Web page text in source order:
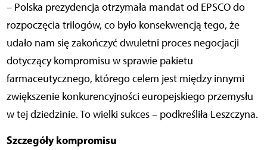
– Polska prezydencja otrzymała mandat od EPSCO do
rozpoczęcia trilogów, co było konsekwencją tego, że
udało nam się zakończyć dwuletni proces negocjacji
dotyczący kompromisu w sprawie pakietu
farmaceutycznego, którego celem jest między innymi
zwiększenie konkurencyjności europejskiego przemysłu
w tej dziedzinie. To wielki sukces – podkreśliła Leszczyna.
Szczegóły kompromisu